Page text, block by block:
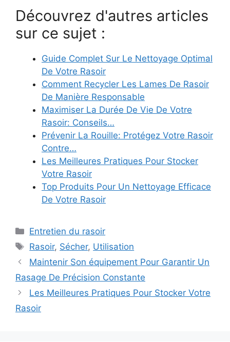
Découvrez d'autres articles
sur ce sujet :
Guide Complet Sur Le Nettoyage Optimal
De Votre Rasoir
Comment Recycler Les Lames De Rasoir
De Manière Responsable
Maximiser La Durée De Vie De Votre
Rasoir: Conseils…
Prévenir La Rouille: Protégez Votre Rasoir
Contre…
Les Meilleures Pratiques Pour Stocker
Votre Rasoir
Top Produits Pour Un Nettoyage Efficace
De Votre Rasoir
Catégories
Entretien du rasoir
Étiquettes
Rasoir, Sécher, Utilisation
Maintenir Son équipement Pour Garantir Un
Rasage De Précision Constante
Les Meilleures Pratiques Pour Stocker Votre
Rasoir